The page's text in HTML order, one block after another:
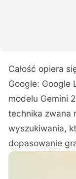
Całość opiera
Google: Google
modelu Gemini
technika zwana
wyszukiwania,
dopasowanie